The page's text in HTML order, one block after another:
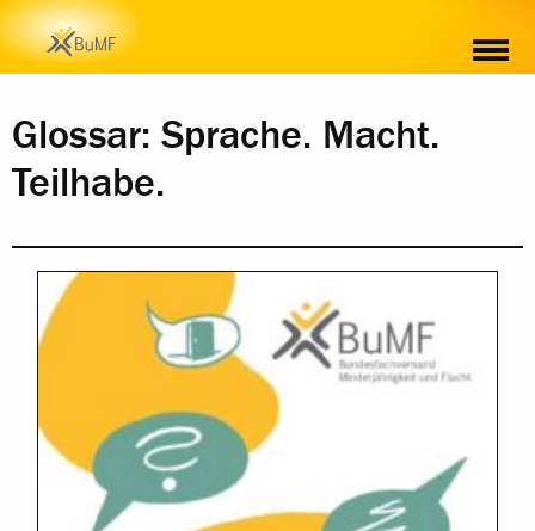
INHALT BESTELLUNG
Glossar: Sprache. Macht.
Teilhabe.